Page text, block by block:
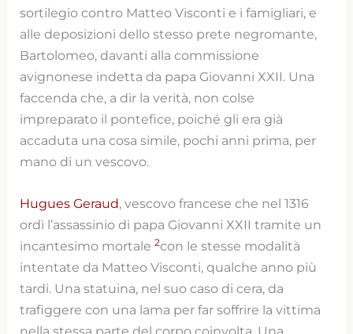
sortilegio contro Matteo Visconti e i famigliari, e
alle deposizioni dello stesso prete negromante,
Bartolomeo, davanti alla commissione
avignonese indetta da papa Giovanni XXII. Una
faccenda che, a dir la verità, non colse
impreparato il pontefice, poiché gli era già
accaduta una cosa simile, pochi anni prima, per
mano di un vescovo.
Hugues Geraud, vescovo francese che nel 1316
ordì l’assassinio di papa Giovanni XXII tramite un
incantesimo mortale2con le stesse modalità
intentate da Matteo Visconti, qualche anno più
tardi. Una statuina, nel suo caso di cera, da
trafiggere con una lama per far soffrire la vittima
nella stessa parte del corpo coinvolta. Una